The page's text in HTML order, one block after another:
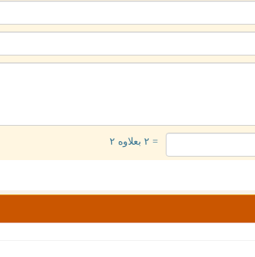
= ۲ بعلاوه ۲